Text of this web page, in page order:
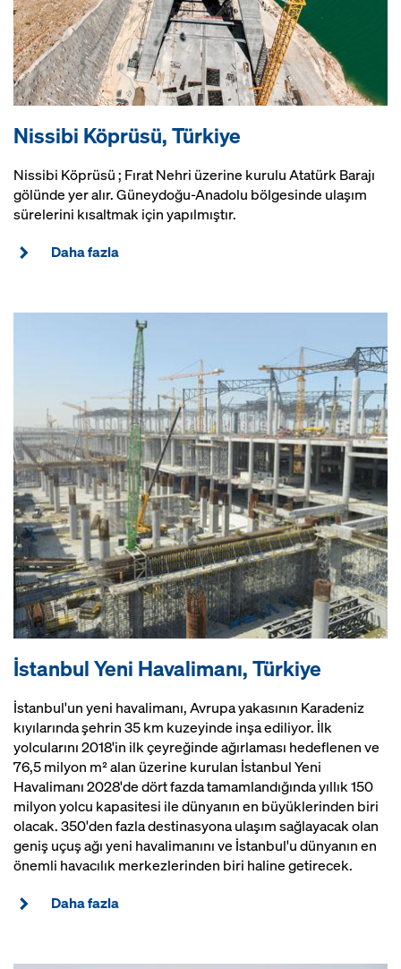
Nissibi Köprüsü, Türkiye
Nissibi Köprüsü ; Fırat Nehri üzerine kurulu Atatürk Barajı
gölünde yer alır. Güneydoğu-Anadolu bölgesinde ulaşım
sürelerini kısaltmak için yapılmıştır.
Daha fazla
İstanbul Yeni Havalimanı, Türkiye
İstanbul'un yeni havalimanı, Avrupa yakasının Karadeniz
kıyılarında şehrin 35 km kuzeyinde inşa ediliyor. İlk
yolcularını 2018'in ilk çeyreğinde ağırlaması hedeflenen ve
76,5 milyon m² alan üzerine kurulan İstanbul Yeni
Havalimanı 2028'de dört fazda tamamlandığında yıllık 150
milyon yolcu kapasitesi ile dünyanın en büyüklerinden biri
olacak. 350'den fazla destinasyona ulaşım sağlayacak olan
geniş uçuş ağı yeni havalimanını ve İstanbul'u dünyanın en
önemli havacılık merkezlerinden biri haline getirecek.
Daha fazla